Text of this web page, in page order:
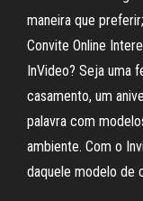
maneira que
Convite Online
InVideo? Seja uma
casamento, um
palavra com
ambiente. Com o
daquele modelo de